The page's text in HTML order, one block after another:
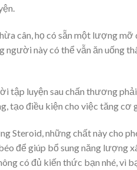
cân, họ có sẵn một lượng
người này có thể vẫn ăn uống
tập luyện sau chấn thương
tạo điều kiện cho việc tăng cơ
Steroid, những chất này cho
để giúp bổ sung năng lượng
có đủ kiến thức bạn nhé, vì